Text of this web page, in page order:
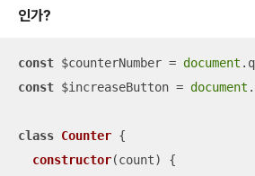
인가?
const $counterNumber = document
const $increaseButton = document
class Counter {
constructor(count)
{